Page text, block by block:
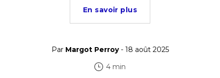
En savoir plus
Par Margot Perroy- 18 août 2025
4 min